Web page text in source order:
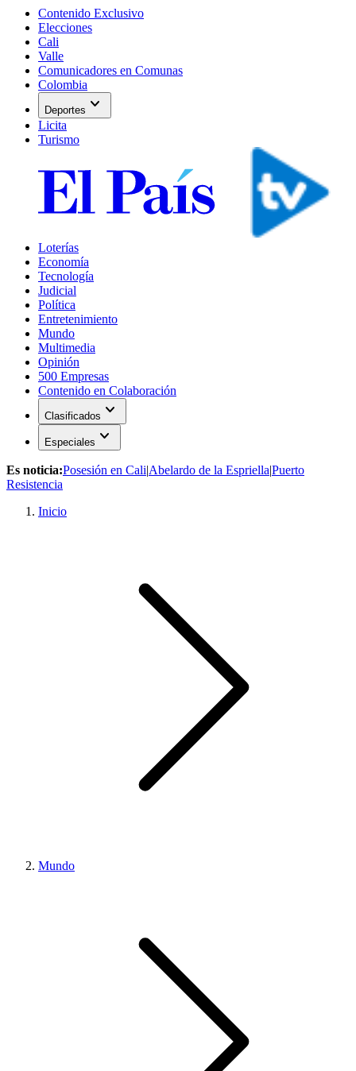
Contenido Exclusivo
Elecciones
Cali
Valle
Comunicadores en Comunas
Colombia
Deportes expand_more
Licita
Turismo
Loterías
Economía
Tecnología
Judicial
Política
Entretenimiento
Mundo
Multimedia
Opinión
500 Empresas
Contenido en Colaboración
Clasificados expand_more
Especiales expand_more
Es noticia:Posesión en Cali|Abelardo de la Espriella|Puerto
Resistencia
Inicio
Mundo